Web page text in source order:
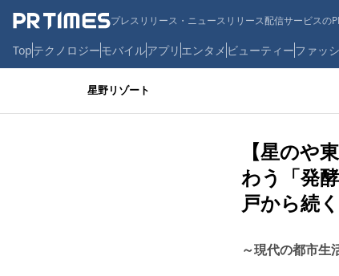
プレスリリース・ニュースリリース配信サービスの
Topテクノロジーモバイルアプリ エンタメ ビューティーファッ
星野リゾート
【星のや
わう「発
戸から続
～現代の都市生